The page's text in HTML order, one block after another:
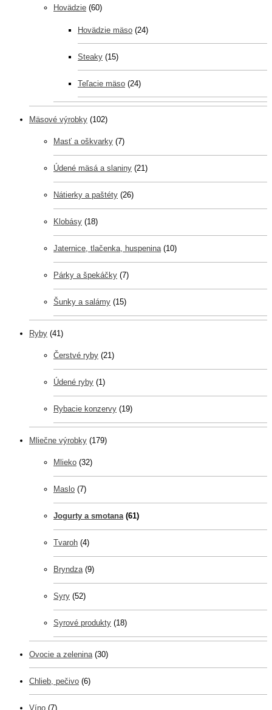
Hovädzie (60)
Hovädzie mäso (24)
Steaky (15)
Teľacie mäso (24)
Mäsové výrobky (102)
Masť a oškvarky (7)
Údené mäsá a slaniny (21)
Nátierky a paštéty (26)
Klobásy (18)
Jaternice, tlačenka, huspenina (10)
Párky a špekáčky (7)
Šunky a salámy (15)
Ryby (41)
Čerstvé ryby (21)
Údené ryby (1)
Rybacie konzervy (19)
Mliečne výrobky (179)
Mlieko (32)
Maslo (7)
Jogurty a smotana (61)
Tvaroh (4)
Bryndza (9)
Syry (52)
Syrové produkty (18)
Ovocie a zelenina (30)
Chlieb, pečivo (6)
Víno (7)